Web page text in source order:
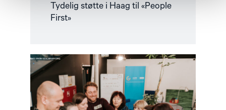
Tydelig støtte i Haag til «People
First»
Read
article
"Helsingforskomiteen
med
nytt
oppdrag